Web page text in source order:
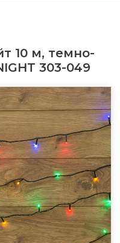
10 м, темно-
303-049